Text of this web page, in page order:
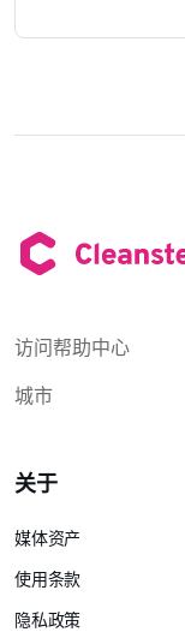
访问帮助中心
城市
关于
媒体资产
使用条款
隐私政策